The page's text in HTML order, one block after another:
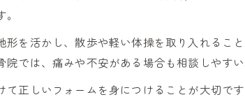
接骨院監修の身近な
接骨院発信の自宅で
地域で共有できる接
藤岡市エリアの接骨院を上
を活かし、散歩や軽い体操を取り入れるこ
では、痛みや不安がある場合も相談しやすい
正しいフォームを身につけることが大切で